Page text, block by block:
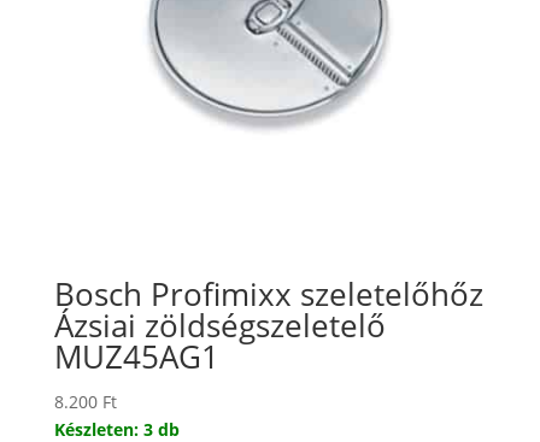
Bosch Profimixx szeletelőhőz
Ázsiai zöldségszeletelő
MUZ45AG1
8.200 Ft
Készleten: 3 db